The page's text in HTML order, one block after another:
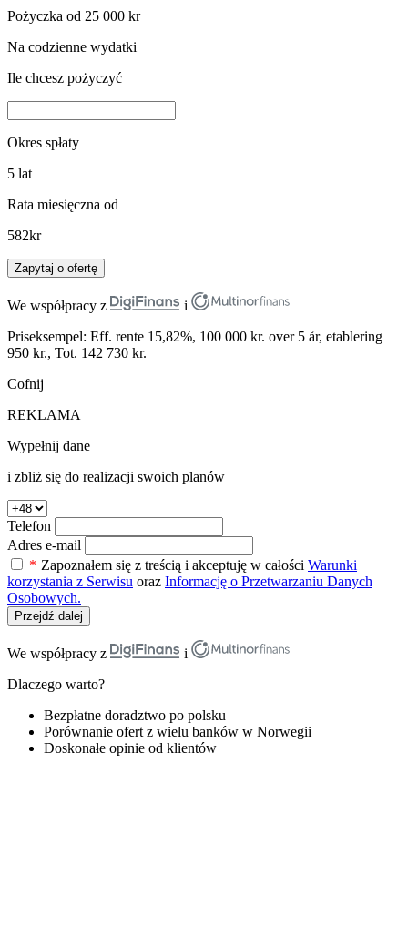
Pożyczka od 25 000 kr
Na codzienne wydatki
Ile chcesz pożyczyć
Okres spłaty
5 lat
Rata miesięczna od
582kr
Zapytaj o ofertę
We współpracy z
i
Priseksempel: Eff. rente 15,82%, 100 000 kr. over 5 år, etablering
950 kr., Tot. 142 730 kr.
Cofnij
REKLAMA
Wypełnij dane
i zbliż się do realizacji swoich planów
Telefon
Adres e-mail
* Zapoznałem się z treścią i akceptuję w całości Warunki
korzystania z Serwisu oraz Informację o Przetwarzaniu Danych
Osobowych.
Przejdź dalej
We współpracy z
i
Dlaczego warto?
Bezpłatne doradztwo po polsku
Porównanie ofert z wielu banków w Norwegii
Doskonałe opinie od klientów